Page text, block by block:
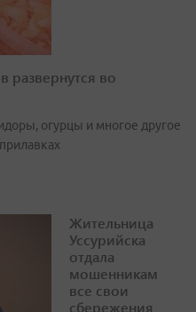
развернутся во
огурцы и многое другое
Жительница
Уссурийска
отдала
мошенникам
все свои
сбережения